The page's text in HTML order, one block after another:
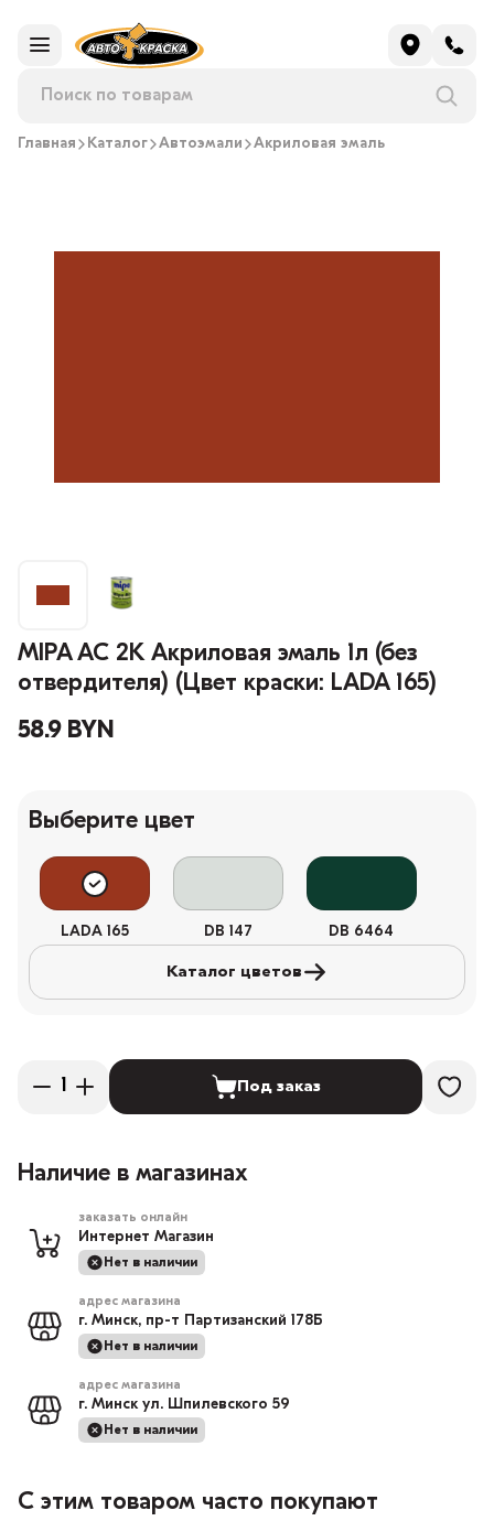
Главная Каталог Автоэмали Акриловая эмаль
MIPA AC 2K Акриловая эмаль 1л (без
отвердителя) (Цвет краски: LADA 165)
58.9 BYN
Выберите цвет
LADA 165 DB 147 DB 6464
Каталог цветов
Под заказ
Наличие в магазинах
заказать онлайн
Интернет Магазин
Нет в наличии
адрес магазина
г. Минск, пр-т Партизанский 178Б
Нет в наличии
адрес магазина
г. Минск ул. Шпилевского 59
Нет в наличии
С этим товаром часто покупают